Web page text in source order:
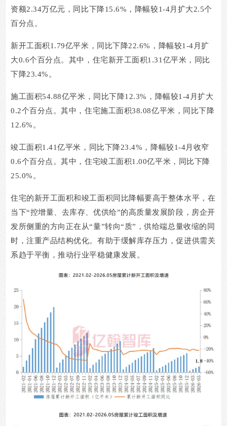
资额2.34万亿元，同比下降15.6% ，降幅较1-4月扩大2.5个
百分点。
新开工面积1.79亿平米，同比下降22.6% ，降幅较1-4月扩
大0.6个百分点。其中，住宅新开工面积1.31亿平米，同比
下降23.4%。
施工面积54.88亿平米，同比下降12.3% ，降幅较1-4月扩大
0.2个百分点。其中，住宅施工面积38.08亿平米，同比下降
12.6%。
竣工面积1.41亿平米，同比下降23.4% ，降幅较1-4月收窄
0.6个百分点。其中，住宅竣工面积1.00亿平米，同比下降
25.0%。
住宅的新开工面积和竣工面积同比降幅要高于整体水平，在
当下“控增量、去库存、优供给”的高质量发展阶段，房企开
发所侧重的方向正在从“量”转向“ 质” ，供给端总量收缩的同
时，注重产品结构优化。有助于缓解库存压力，促进供需关
系趋于平衡，推动行业平稳健康发展。